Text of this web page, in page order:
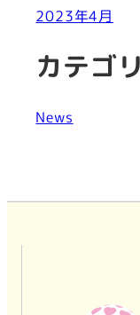
2023年4月
カテゴ
News